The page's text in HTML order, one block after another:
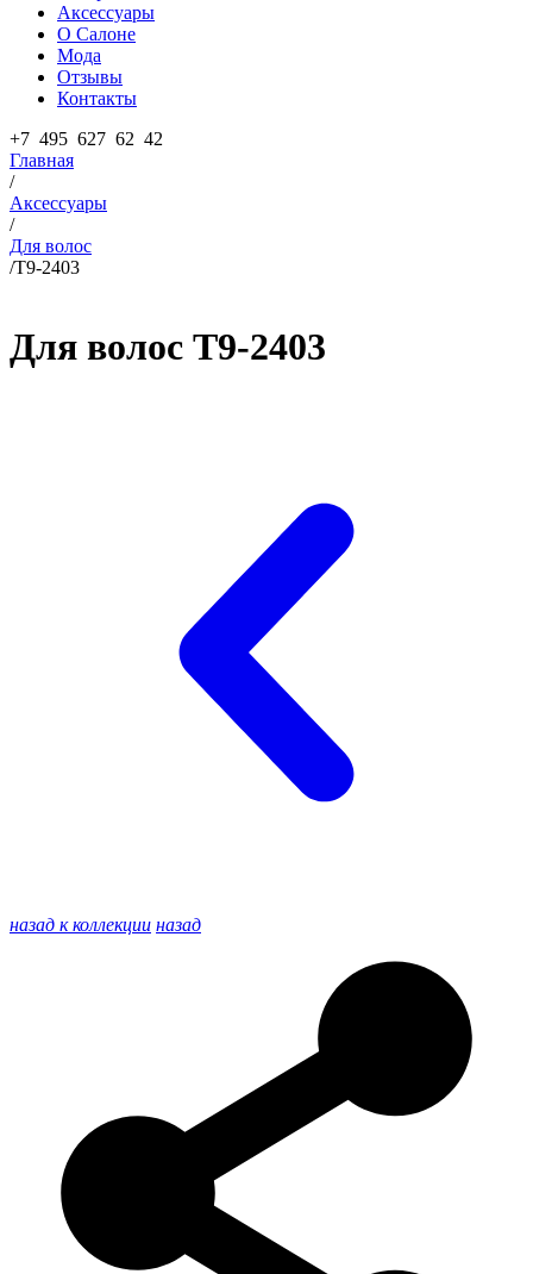
Аксессуары
О Салоне
Мода
Отзывы
Контакты
+7 495 627 62 42
Главная
/
Аксессуары
/
Для волос
/T9-2403
Для волос T9-2403
назад к коллекции назад